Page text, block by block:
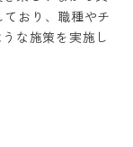
おり、職種やチ
な施策を実施し